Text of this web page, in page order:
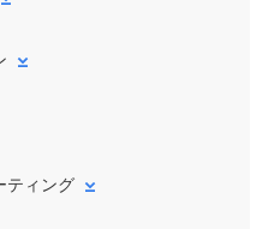
ティング